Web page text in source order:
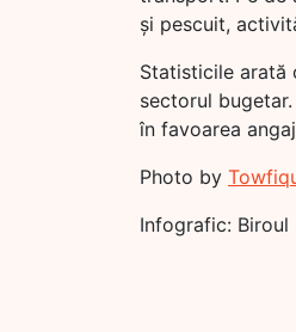
și pescuit,
Statisticile arată
sectorul
în favoarea
Photo by
Infografic: